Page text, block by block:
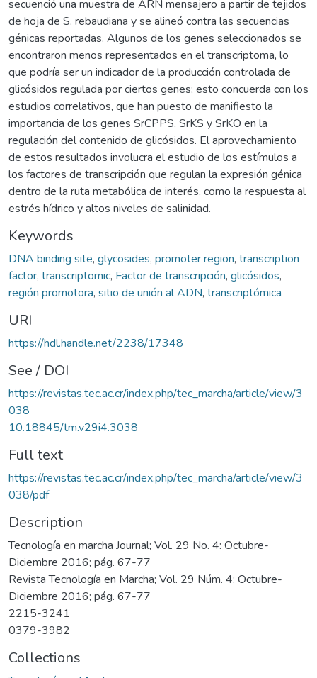
secuenció una muestra de ARN mensajero a partir de tejidos
de hoja de S. rebaudiana y se alineó contra las secuencias
génicas reportadas. Algunos de los genes seleccionados se
encontraron menos representados en el transcriptoma, lo
que podría ser un indicador de la producción controlada de
glicósidos regulada por ciertos genes; esto concuerda con los
estudios correlativos, que han puesto de manifiesto la
importancia de los genes SrCPPS, SrKS y SrKO en la
regulación del contenido de glicósidos. El aprovechamiento
de estos resultados involucra el estudio de los estímulos a
los factores de transcripción que regulan la expresión génica
dentro de la ruta metabólica de interés, como la respuesta al
estrés hídrico y altos niveles de salinidad.
Keywords
DNA binding site, glycosides, promoter region, transcription
factor, transcriptomic, Factor de transcripción, glicósidos,
región promotora, sitio de unión al ADN, transcriptómica
URI
https://hdl.handle.net/2238/17348
See / DOI
https://revistas.tec.ac.cr/index.php/tec_marcha/article/view/3
038
10.18845/tm.v29i4.3038
Full text
https://revistas.tec.ac.cr/index.php/tec_marcha/article/view/3
038/pdf
Description
Tecnología en marcha Journal; Vol. 29 No. 4: Octubre-
Diciembre 2016; pág. 67-77
Revista Tecnología en Marcha; Vol. 29 Núm. 4: Octubre-
Diciembre 2016; pág. 67-77
2215-3241
0379-3982
Collections